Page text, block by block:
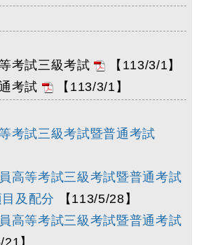
考試三級考試
【113/3/1】
考試
【113/3/1】
考試三級考試暨普通考試
高等考試三級考試暨普通考試
及配分
【113/5/28】
高等考試三級考試暨普通考試
】